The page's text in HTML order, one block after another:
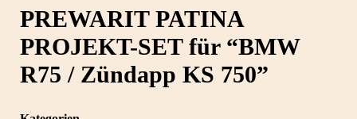
PREWARIT PATINA
PROJEKT-SET für “BMW
R75 / Zündapp KS 750”